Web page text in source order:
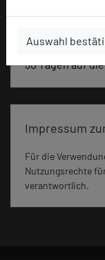
Auswahl
133 Seiten
30 Tagen auf
Impressum
Für die
Nutzungsrechte
verantwortlich.